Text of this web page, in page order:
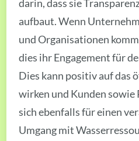
darin, dass sie
aufbaut. Wenn
und Organisationen
dies ihr Engagement für
Dies kann positiv auf das
wirken und Kunden sowie
sich ebenfalls für einen
Umgang mit